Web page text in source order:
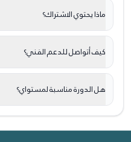
ماذا يحتوي الاشتراك؟
كيف أتواصل للدعم الفني؟
هل الدورة مناسبة لمستواي؟